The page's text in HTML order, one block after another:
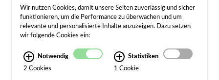
SERVICE & KONTAKT
Besuch / Anfahrt
Kontakt
Wir nutzen Cookies, damit unsere Seiten zuverlässig und sicher
funktionieren, um die Performance zu überwachen und um
relevante und personalisierte Inhalte anzuzeigen. Dazu setzen
wir folgende Cookies ein:
Notwendig
2 Cookies
Statistiken
1 Cookie